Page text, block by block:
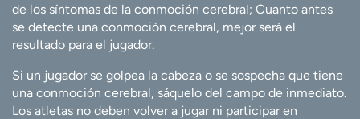
de los síntomas de la conmoción cerebral; Cuanto antes
se detecte una conmoción cerebral, mejor será el
resultado para el jugador.
Si un jugador se golpea la cabeza o se sospecha que tiene
una conmoción cerebral, sáquelo del campo de inmediato.
Los atletas no deben volver a jugar ni participar en